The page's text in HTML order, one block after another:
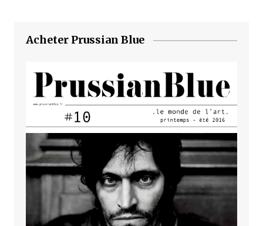
Acheter Prussian Blue